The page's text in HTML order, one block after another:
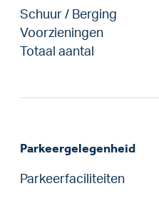
Schuur / Berging
Voorzieningen
Totaal aantal
Parkeergelegenheid
Parkeerfaciliteiten